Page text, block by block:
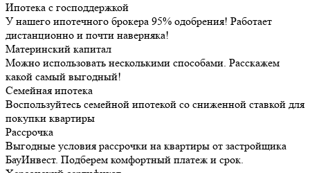
Ипотека с господдержкой
У нашего ипотечного брокера 95% одобрения! Работает
дистанционно и почти наверняка!
Материнский капитал
Можно использовать несколькими способами. Расскажем
какой самый выгодный!
Семейная ипотека
Воспользуйтесь семейной ипотекой со сниженной ставкой для
покупки квартиры
Рассрочка
Выгодные условия рассрочки на квартиры от застройщика
БауИнвест. Подберем комфортный платеж и срок.